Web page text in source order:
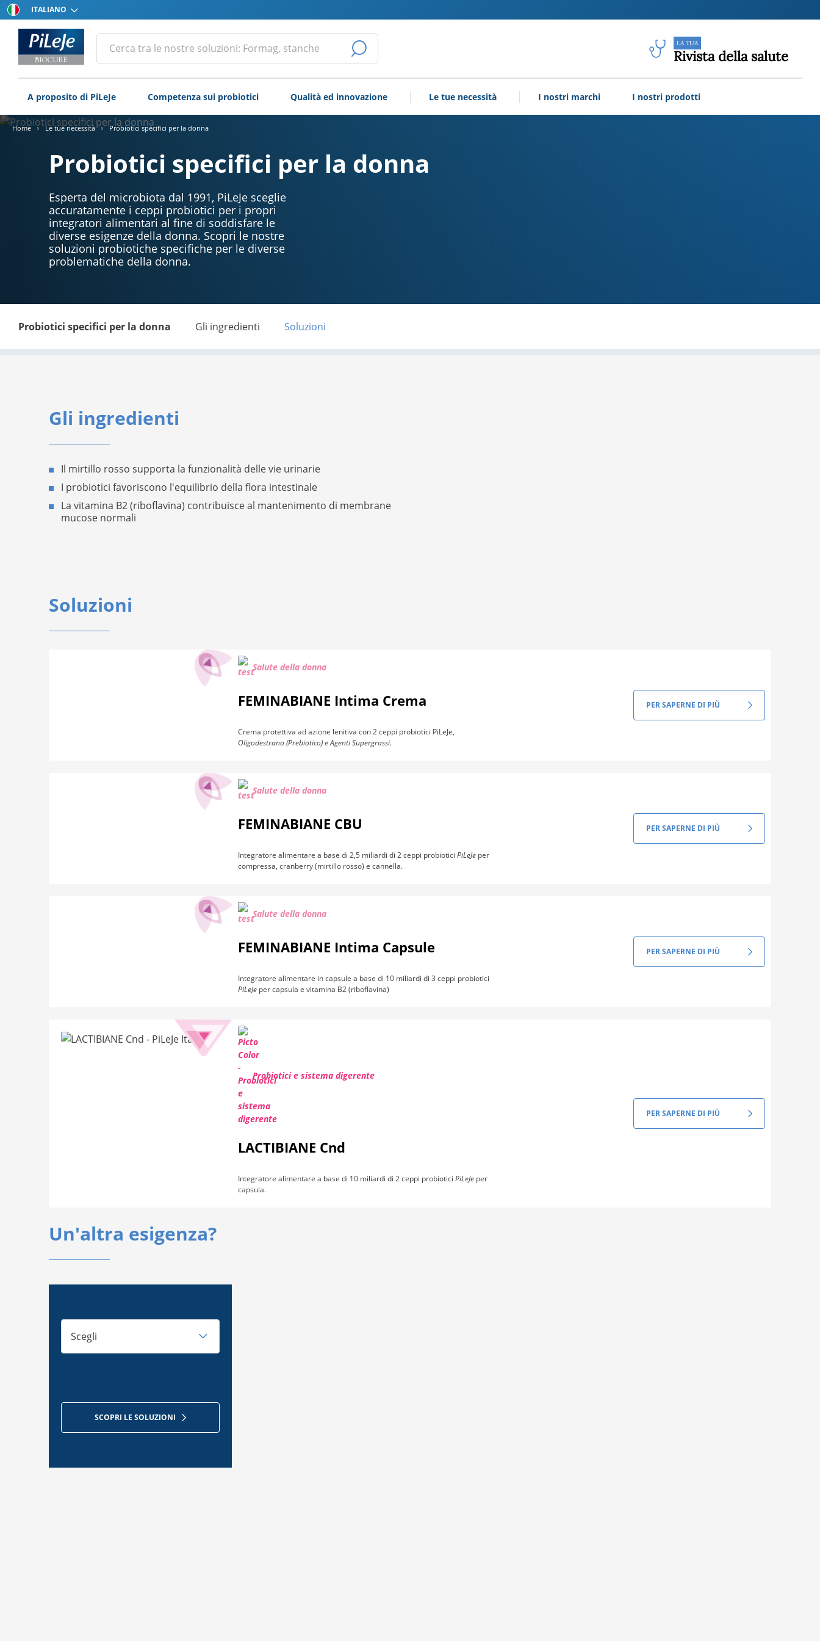
Scegli
la
lingua
Tutti
prodotti
del
Laboratorio
AVVIA
LA
RICERCA
LA TUA
Rivista della salute
A proposito di PiLeJe Competenza sui probiotici Qualità ed innovazione Le tue necessità I nostri marchi I nostri prodotti
Home Le tue necessità Probiotici specifici per la donna
Probiotici specifici per la donna
Esperta del microbiota dal 1991, PiLeJe sceglie
accuratamente i ceppi probiotici per i propri
integratori alimentari al fine di soddisfare le
diverse esigenze della donna. Scopri le nostre
soluzioni probiotiche specifiche per le diverse
problematiche della donna.
Probiotici specifici per la donna Gli ingredienti Soluzioni
Gli ingredienti
Il mirtillo rosso supporta la funzionalità delle vie urinarie
I probiotici favoriscono l'equilibrio della flora intestinale
La vitamina B2 (riboflavina) contribuisce al mantenimento di membrane
mucose normali
Soluzioni
Salute della donna
FEMINABIANE Intima Crema
Crema protettiva ad azione lenitiva con 2 ceppi probiotici PiLeJe,
Oligodestrano (Prebiotico) e Agenti Supergrassi.
PER SAPERNE DI PIÙ
Salute della donna
FEMINABIANE CBU
Integratore alimentare a base di 2,5 miliardi di 2 ceppi probiotici PiLeJe per
compressa, cranberry (mirtillo rosso) e cannella.
PER SAPERNE DI PIÙ
Salute della donna
FEMINABIANE Intima Capsule
Integratore alimentare in capsule a base di 10 miliardi di 3 ceppi probiotici
PiLeJe per capsula e vitamina B2 (riboflavina)
PER SAPERNE DI PIÙ
Probiotici e sistema digerente
LACTIBIANE Cnd
Integratore alimentare a base di 10 miliardi di 2 ceppi probiotici PiLeJe per
capsula.
PER SAPERNE DI PIÙ
Un'altra esigenza?
Scegli
SCOPRI LE SOLUZIONI